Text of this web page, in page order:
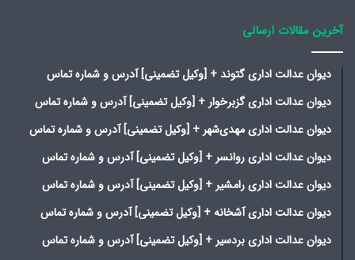
آخرین مقالات ارسالی
دیوان عدالت اداری گتوند + [وکیل تضمینی] آدرس و شماره تماس
دیوان عدالت اداری گزبرخوار + [وکیل تضمینی] آدرس و شماره تماس
دیوان عدالت اداری مهدی‌شهر + [وکیل تضمینی] آدرس و شماره تماس
دیوان عدالت اداری روانسر + [وکیل تضمینی] آدرس و شماره تماس
دیوان عدالت اداری رامشیر + [وکیل تضمینی] آدرس و شماره تماس
دیوان عدالت اداری آشخانه + [وکیل تضمینی] آدرس و شماره تماس
دیوان عدالت اداری بردسیر + [وکیل تضمینی] آدرس و شماره تماس